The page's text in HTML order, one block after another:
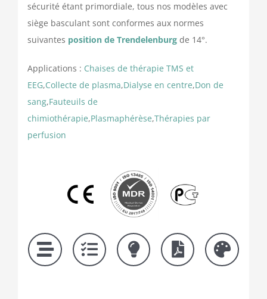
sécurité étant primordiale, tous nos modèles avec
siège basculant sont conformes aux normes
suivantes position de Trendelenburgde 14°.
Applications : Chaises de thérapie TMS et
EEG,Collecte de plasma,Dialyse en centre,Don de
sang,Fauteuils de
chimiothérapie,Plasmaphérèse,Thérapies par
perfusion